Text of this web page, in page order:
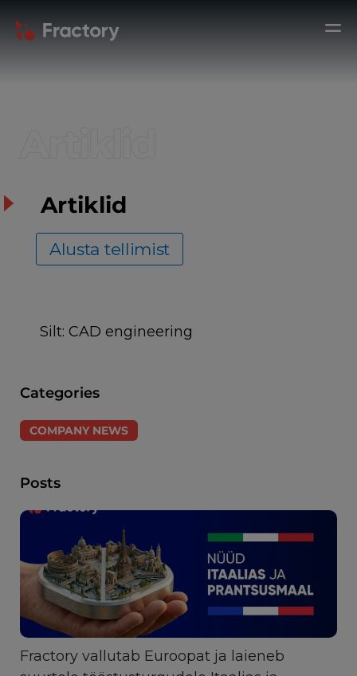
Artiklid
Alusta tellimist
Silt: CAD engineering
Categories
COMPANY NEWS
Posts
Fractory vallutab Euroopat ja laieneb